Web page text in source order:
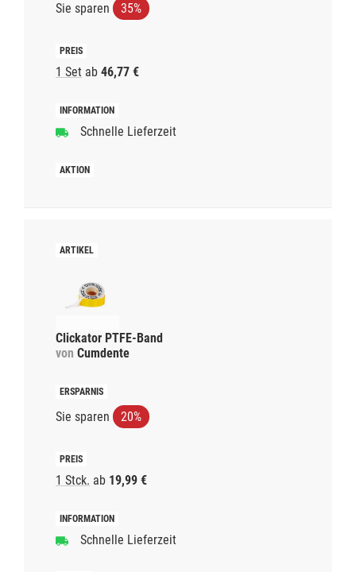
Sie sparen 35%
1 Set ab 46,77 €
Schnelle Lieferzeit
Clickator PTFE-Band
von Cumdente
Sie sparen 20%
1 Stck. ab 19,99 €
Schnelle Lieferzeit